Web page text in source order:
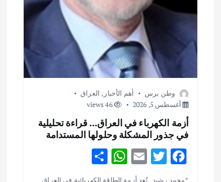
وطن برس أهم الأخبار , العراق
أغسطس 5, 2026
46 views
أزمة الكهرباء في العراق… قراءة تحليلية
في جذور المشكلة وحلولها المستدامة
F
T
w
E
m
W
h
S
h
*محمد رشيد تُعد أزمة الطاقة الكهربائية في العراق
ثقافة وفنون